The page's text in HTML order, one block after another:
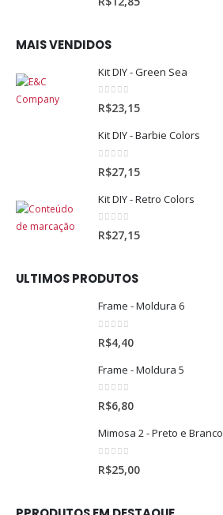
R$ 12,85
MAIS VENDIDOS
Kit DIY - Green Sea
0out of 5
R$23,15
Kit DIY - Barbie Colors
0out of 5
R$27,15
Kit DIY - Retro Colors
0out of 5
R$27,15
ULTIMOS PRODUTOS
Frame - Moldura 6
0out of 5
R$4,40
Frame - Moldura 5
0out of 5
R$6,80
Mimosa 2 - Preto e Branco
0out of 5
R$25,00